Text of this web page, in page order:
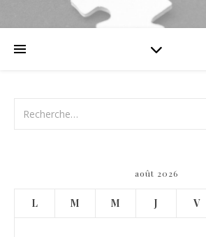
août 2026
L M M J V